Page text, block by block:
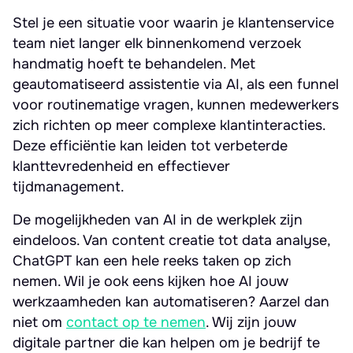
Stel je een situatie voor waarin je klantenservice
team niet langer elk binnenkomend verzoek
handmatig hoeft te behandelen. Met
geautomatiseerd assistentie via AI, als een funnel
voor routinematige vragen, kunnen medewerkers
zich richten op meer complexe klantinteracties.
Deze efficiëntie kan leiden tot verbeterde
klanttevredenheid en effectiever
tijdmanagement.
De mogelijkheden van AI in de werkplek zijn
eindeloos. Van content creatie tot data analyse,
ChatGPT kan een hele reeks taken op zich
nemen. Wil je ook eens kijken hoe AI jouw
werkzaamheden kan automatiseren? Aarzel dan
niet om contact op te nemen. Wij zijn jouw
digitale partner die kan helpen om je bedrijf te